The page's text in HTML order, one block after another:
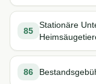
85
Stationäre
86